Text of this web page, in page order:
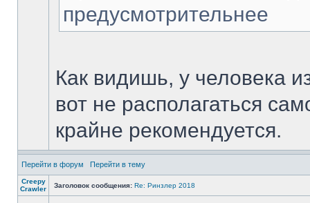
предусмотрительнее
Как видишь, у человека
вот не располагаться
крайне рекомендуется.
Перейти в форум Перейти в тему
Creepy
Crawler
Заголовок сообщения: Re: Ринзлер 2018